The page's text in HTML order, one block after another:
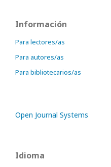
Información
Para lectores/as
Para autores/as
Para bibliotecarios/as
Open Journal Systems
Idioma